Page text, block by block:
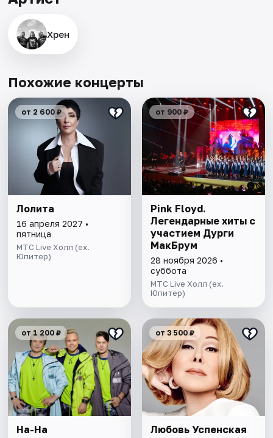
Хрен
Похожие концерты
от 2 600 ₽
Лолита
16 апреля 2027 •
пятница
МТС Live Холл (ex.
Юпитер)
от 900 ₽
Pink Floyd.
Легендарные хиты с
участием Дурги
МакБрум
28 ноября 2026 •
суббота
МТС Live Холл (ex.
Юпитер)
от 1 200 ₽
На-На
от 3 500 ₽
Любовь Успенская